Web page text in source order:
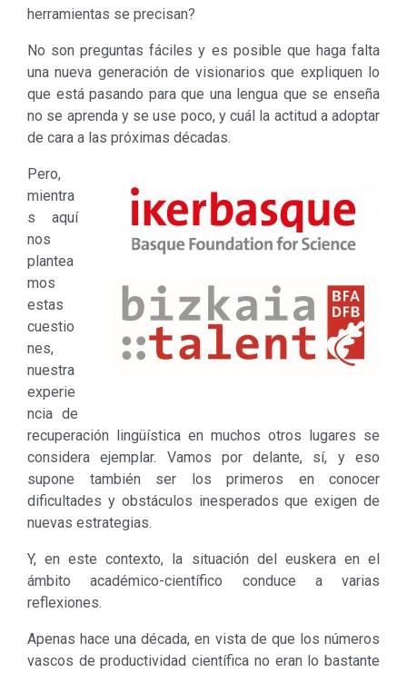
herramientas se precisan?
No son preguntas fáciles y es posible que haga falta
una nueva generación de visionarios que expliquen lo
que está pasando para que una lengua que se enseña
no se aprenda y se use poco, y cuál la actitud a adoptar
de cara a las próximas décadas.
Pero,
mientra
s aquí
nos
plantea
mos
estas
cuestio
nes,
nuestra
experie
ncia de
recuperación lingüística en muchos otros lugares se
considera ejemplar. Vamos por delante, sí, y eso
supone también ser los primeros en conocer
dificultades y obstáculos inesperados que exigen de
nuevas estrategias.
Y, en este contexto, la situación del euskera en el
ámbito académico-científico conduce a varias
reflexiones.
Apenas hace una década, en vista de que los números
vascos de productividad científica no eran lo bastante